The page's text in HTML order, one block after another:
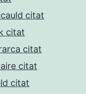
citat
citat
citat
citat
citat